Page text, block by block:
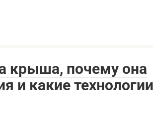
крыша, почему она
и какие технологии